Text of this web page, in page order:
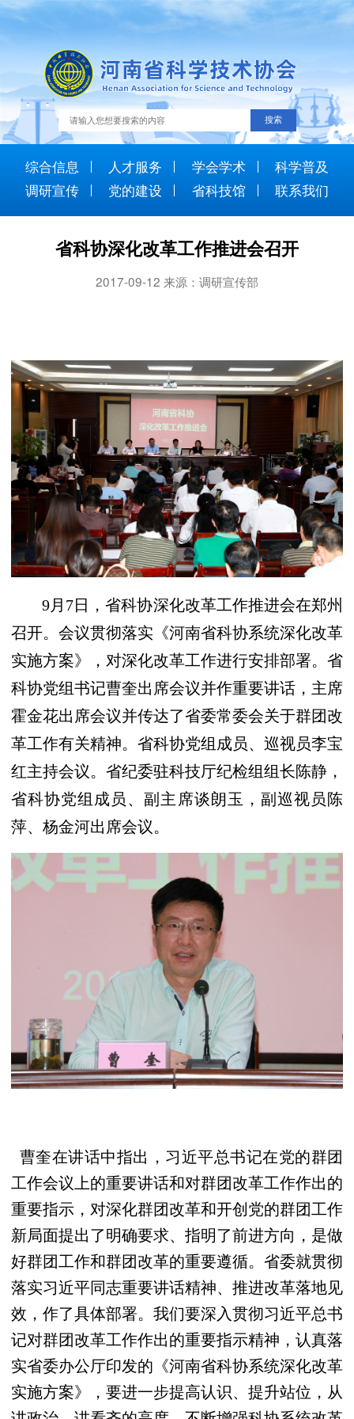
综合信息 人才服务 学会学术
科学普及
调研宣传
党的建设 省科技馆 联系我们
省科协深化改革工作推进会召开
2017-09-12 来源：调研宣传部
9月7日，省科协深化改革工作推进会在郑州
召开。会议贯彻落实《河南省科协系统深化改革
实施方案》，对深化改革工作进行安排部署。省
科协党组书记曹奎出席会议并作重要讲话，主席
霍金花出席会议并传达了省委常委会关于群团改
革工作有关精神。省科协党组成员、巡视员李宝
红主持会议。省纪委驻科技厅纪检组组长陈静，
省科协党组成员、副主席谈朗玉，副巡视员陈
萍、杨金河出席会议。
曹奎在讲话中指出，习近平总书记在党的群团
工作会议上的重要讲话和对群团改革工作作出的
重要指示，对深化群团改革和开创党的群团工作
新局面提出了明确要求、指明了前进方向，是做
好群团工作和群团改革的重要遵循。省委就贯彻
落实习近平同志重要讲话精神、推进改革落地见
效，作了具体部署。我们要深入贯彻习近平总书
记对群团改革工作作出的重要指示精神，认真落
实省委办公厅印发的《河南省科协系统深化改革
实施方案》，要进一步提高认识、提升站位，从